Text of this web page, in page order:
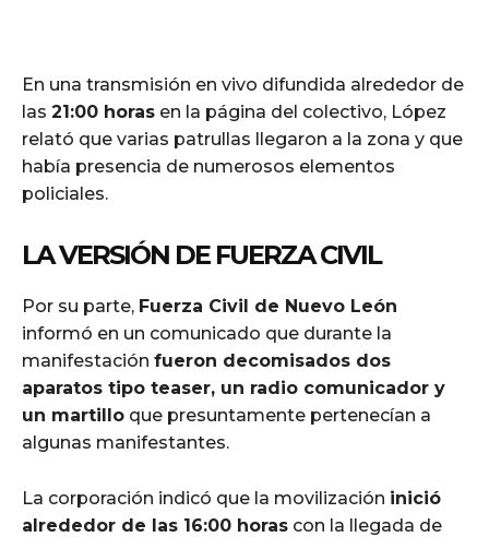
En una transmisión en vivo difundida alrededor de
las 21:00 horas en la página del colectivo, López
relató que varias patrullas llegaron a la zona y que
había presencia de numerosos elementos
policiales.
LA VERSIÓN DE FUERZA CIVIL
Por su parte, Fuerza Civil de Nuevo León
informó en un comunicado que durante la
manifestación fueron decomisados dos
aparatos tipo teaser, un radio comunicador y
un martillo que presuntamente pertenecían a
algunas manifestantes.
La corporación indicó que la movilización inició
alrededor de las 16:00 horas con la llegada de